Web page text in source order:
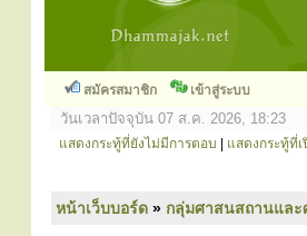
สมัครสมาชิก เข้าสู่ระบบ
วันเวลาปัจจุบัน 07 ส.ค. 2026, 18:23
แสดงกระทู้ที่ยังไม่มีการตอบ แสดงกระทู้ที่
หน้าเว็บบอร์ด » กลุ่มศาสนสถานแล